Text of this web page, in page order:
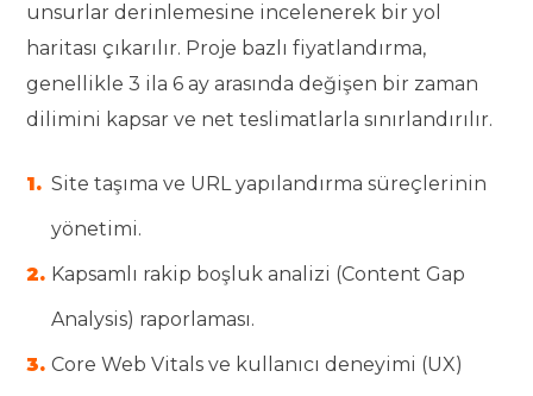
unsurlar derinlemesine incelenerek bir yol
haritası çıkarılır. Proje bazlı fiyatlandırma,
genellikle 3 ila 6 ay arasında değişen bir zaman
dilimini kapsar ve net teslimatlarla sınırlandırılır.
Site taşıma ve URL yapılandırma süreçlerinin
yönetimi.
Kapsamlı rakip boşluk analizi (Content Gap
Analysis) raporlaması.
Core Web Vitals ve kullanıcı deneyimi (UX)